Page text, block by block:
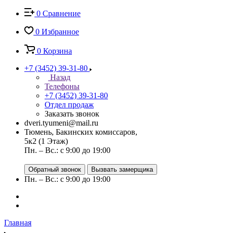
0 Сравнение
0 Избранное
0 Корзина
+7 (3452) 39-31-80
Назад
Телефоны
+7 (3452) 39-31-80
Отдел продаж
Заказать звонок
dveri.tyumeni@mail.ru
Тюмень, Бакинских комиссаров,
5к2 (1 Этаж)
Пн. – Вс.: с 9:00 до 19:00
Обратный звонок Вызвать замерщика
Пн. – Вс.: с 9:00 до 19:00
Главная